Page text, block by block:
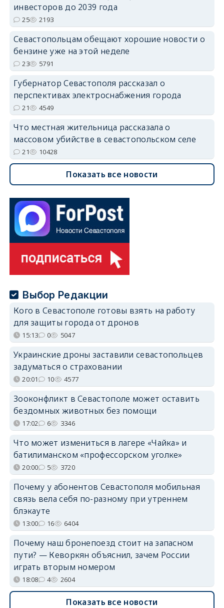
инвесторов до 2039 года
25 2193
Севастопольцам обещают хорошие новости о
бензине уже на этой неделе
23 5791
Губернатор Севастополя рассказал о
перспективах электроснабжения города
21 4549
Что местная жительница рассказала о
массовом убийстве в севастопольском селе
21 10428
Показать все новости
Выбор Редакции
Кого в Севастополе готовы взять на работу
для защиты города от дронов
15:13 0 5047
Украинские дроны заставили севастопольцев
задуматься о страховании
20:01 10 4577
Зооконфликт в Севастополе может оставить
бездомных животных без помощи
17:02 6 3346
Что может измениться в лагере «Чайка» и
батилиманском «профессорском уголке»
20:00 5 3720
Почему у абонентов Севастополя мобильная
связь вела себя по-разному при утреннем
блэкауте
13:00 16 6404
Почему наш бронепоезд стоит на запасном
пути? — Кеворкян объяснил, зачем России
играть вторым номером
18:08 4 2604
Показать все новости